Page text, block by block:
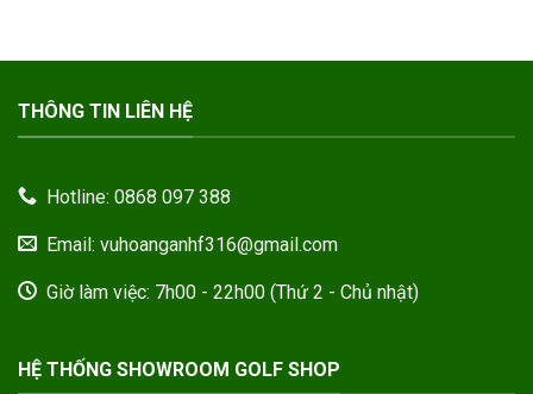
THÔNG TIN LIÊN HỆ
Hotline: 0868 097 388
Email: vuhoanganhf316@gmail.com
Giờ làm việc: 7h00 - 22h00 (Thứ 2 - Chủ nhật)
HỆ THỐNG SHOWROOM GOLF SHOP